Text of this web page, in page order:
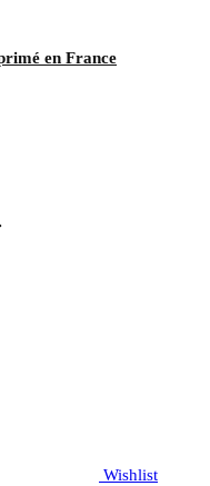
en France
Wishlist